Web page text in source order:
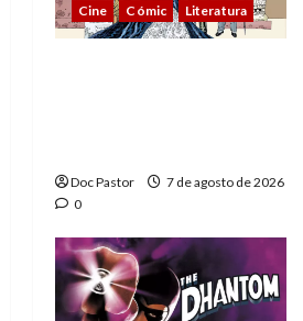
Cine Cómic Literatura
Doc Pastor
7 de agosto de 2026
0